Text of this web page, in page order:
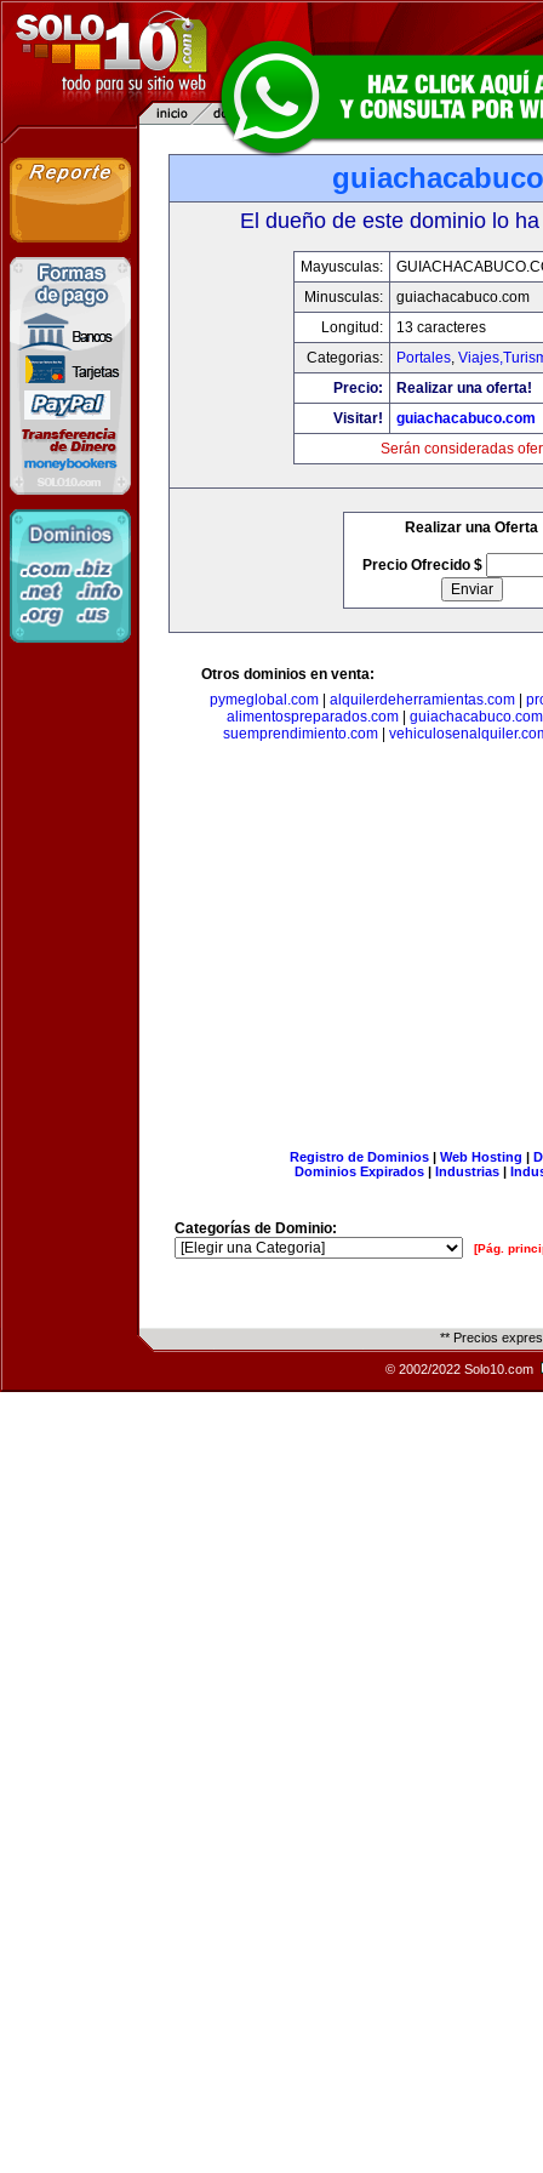
El dueño de este dominio lo
Mayusculas:
Minusculas:
guiachacabuco.com
Longitud:
13 caracteres
Categorias:
Portales,
Precio:
Realizar una oferta!
Visitar!
guiachacabuco.com
Serán consideradas
Realizar una Oferta
Precio Ofrecido $
Otros dominios en venta:
pymeglobal.com| alquilerdeherramientas.com|
alimentospreparados.com| guiachacabuco.com
suemprendimiento.com|
Registro de Dominios| Web Hosting |
Dominios Expirados | Industrias |
Categorías de Dominio:
[Pág.
** Precios
© 2002/2022 Solo10.com